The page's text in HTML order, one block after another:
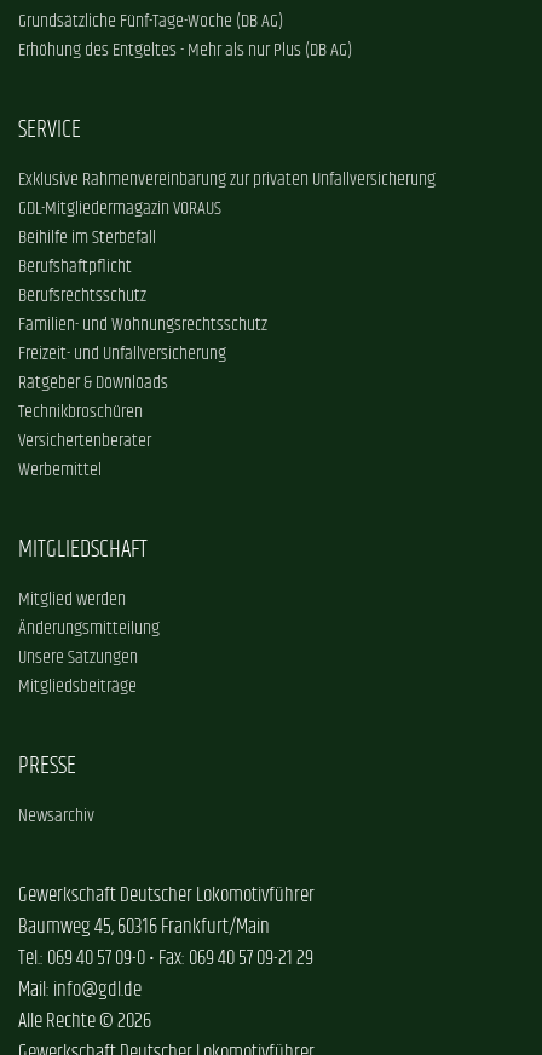
Grundsätzliche Fünf-Tage-Woche (DB AG)
Erhöhung des Entgeltes - Mehr als nur Plus (DB AG)
SERVICE
Exklusive Rahmenvereinbarung zur privaten Unfallversicherung
GDL-Mitgliedermagazin VORAUS
Beihilfe im Sterbefall
Berufshaftpflicht
Berufsrechtsschutz
Familien- und Wohnungsrechtsschutz
Freizeit- und Unfallversicherung
Ratgeber & Downloads
Technikbroschüren
Versichertenberater
Werbemittel
MITGLIEDSCHAFT
Mitglied werden
Änderungsmitteilung
Unsere Satzungen
Mitgliedsbeiträge
PRESSE
Newsarchiv
Gewerkschaft Deutscher Lokomotivführer
Baumweg 45, 60316 Frankfurt/Main
Tel.: 069 40 57 09-0 • Fax: 069 40 57 09-21 29
Mail: info@gdl.de
Alle Rechte © 2026